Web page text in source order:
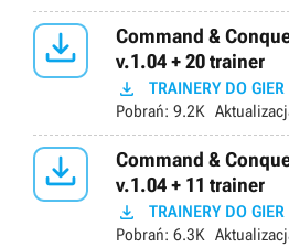

Command &
v.1.04 + 20 trainer
 TRAINERY DO GIER
Pobrań: 9.2K

Command &
v.1.04 + 11 trainer
 TRAINERY DO GIER
Pobrań: 6.3K